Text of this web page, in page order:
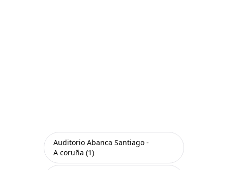
Auditorio Abanca Santiago -
A coruña (1)